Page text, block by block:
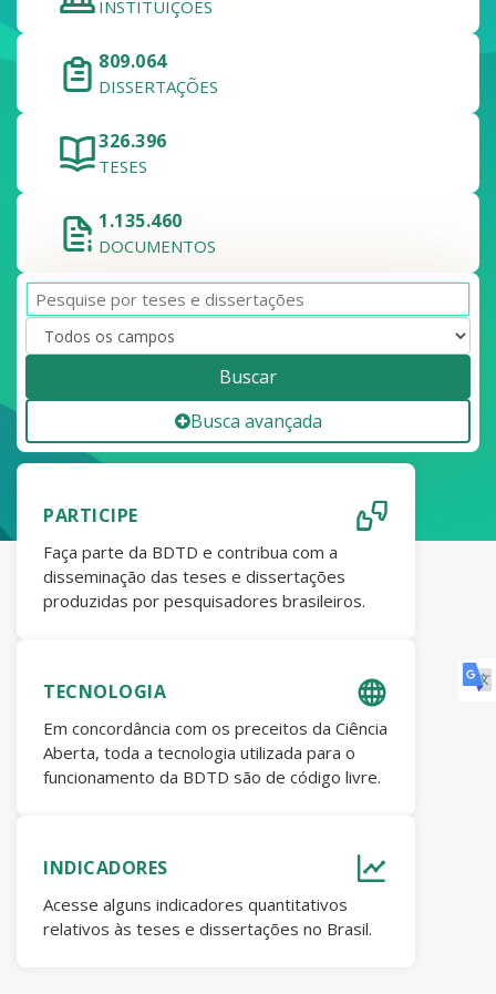
INSTITUIÇÕES
809.064
DISSERTAÇÕES
326.396
TESES
1.135.460
DOCUMENTOS
Buscar
Busca avançada
PARTICIPE
Faça parte da BDTD e contribua com a
disseminação das teses e dissertações
produzidas por pesquisadores brasileiros.
TECNOLOGIA
Em concordância com os preceitos da Ciência
Aberta, toda a tecnologia utilizada para o
funcionamento da BDTD são de código livre.
INDICADORES
Acesse alguns indicadores quantitativos
relativos às teses e dissertações no Brasil.